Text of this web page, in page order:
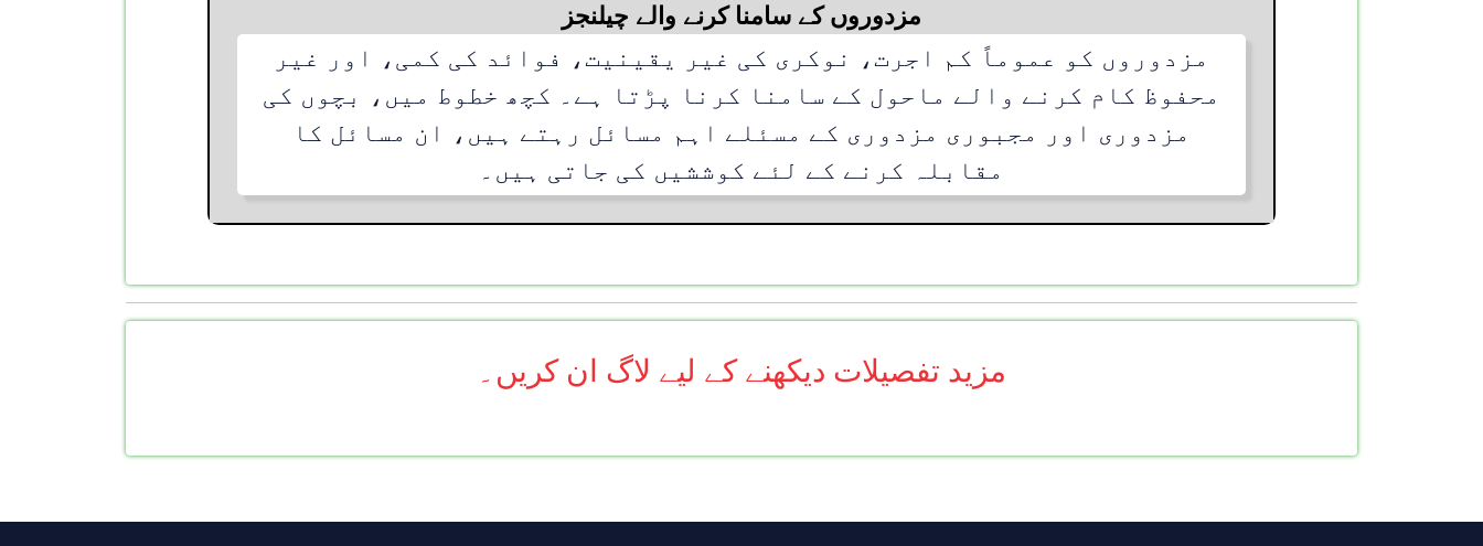
مزدوروں کے سامنا کرنے والے چیلنجز
مزدوروں کو عموماً کم اجرت، نوکری کی غیر یقینیت، فوائد کی کمی، اور غیر
محفوظ کام کرنے والے ماحول کے سامنا کرنا پڑتا ہے۔ کچھ خطوط میں، بچوں کی
مزدوری اور مجبوری مزدوری کے مسئلے اہم مسائل رہتے ہیں، ان مسائل کا
مقابلہ کرنے کے لئے کوششیں کی جاتی ہیں۔
مزید تفصیلات دیکھنے کے لیے لاگ ان کریں۔